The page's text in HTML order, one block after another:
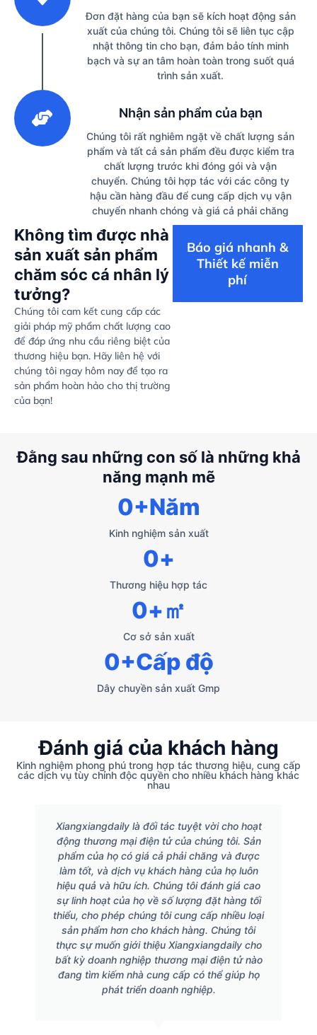
Đơn đặt hàng của bạn sẽ kích hoạt động sản
xuất của chúng tôi. Chúng tôi sẽ liên tục cập
nhật thông tin cho bạn, đảm bảo tính minh
bạch và sự an tâm hoàn toàn trong suốt quá
trình sản xuất.
Nhận sản phẩm của bạn
Chúng tôi rất nghiêm ngặt về chất lượng sản
phẩm và tất cả sản phẩm đều được kiểm tra
chất lượng trước khi đóng gói và vận
chuyển. Chúng tôi hợp tác với các công ty
hậu cần hàng đầu để cung cấp dịch vụ vận
chuyển nhanh chóng và giá cả phải chăng
Không tìm được nhà
sản xuất sản phẩm
chăm sóc cá nhân lý
tưởng?
Chúng tôi cam kết cung cấp các
giải pháp mỹ phẩm chất lượng cao
để đáp ứng nhu cầu riêng biệt của
thương hiệu bạn. Hãy liên hệ với
chúng tôi ngay hôm nay để tạo ra
sản phẩm hoàn hảo cho thị trường
của bạn!
Báo giá nhanh &
Thiết kế miễn
phí
Đằng sau những con số là những khả
năng mạnh mẽ
Kinh nghiệm sản xuất
0+Năm
Thương hiệu hợp tác
0+
Cơ sở sản xuất
0+㎡
Dây chuyền sản xuất Gmp
0+Cấp độ
Đánh giá của khách hàng
Kinh nghiệm phong phú trong hợp tác thương hiệu, cung cấp
các dịch vụ tùy chỉnh độc quyền cho nhiều khách hàng khác
nhau
Xiangxiangdaily là đối tác tuyệt vời cho hoạt
động thương mại điện tử của chúng tôi. Sản
phẩm của họ có giá cả phải chăng và được
làm tốt, và dịch vụ khách hàng của họ luôn
hiệu quả và hữu ích. Chúng tôi đánh giá cao
sự linh hoạt của họ về số lượng đặt hàng tối
thiểu, cho phép chúng tôi cung cấp nhiều loại
sản phẩm hơn cho khách hàng. Chúng tôi
thực sự muốn giới thiệu Xiangxiangdaily cho
bất kỳ doanh nghiệp thương mại điện tử nào
đang tìm kiếm nhà cung cấp có thể giúp họ
phát triển doanh nghiệp.